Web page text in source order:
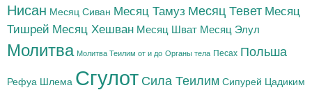
Нисан Месяц Сиван Месяц Тамуз Месяц Тевет Месяц
Тишрей Месяц Хешван Месяц Шват Месяц Элул
Молитва Молитва Теилим от и до Органы тела Песах Польша
Рефуа Шлема Сгулот Сила Теилим Сипурей Цадиким